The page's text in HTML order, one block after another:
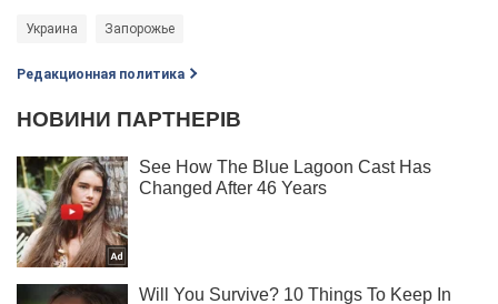
Украина Запорожье
Редакционная политика